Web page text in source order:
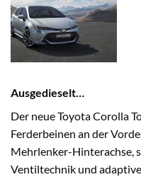
Ausgedieselt…
Der neue Toyota Corolla
Ferderbeinen an der
Mehrlenker-Hinterachse,
Ventiltechnik und